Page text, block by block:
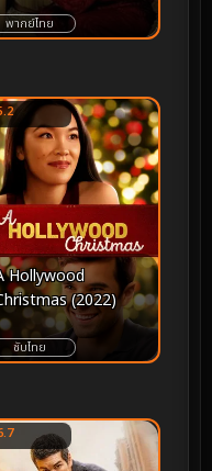
พากย์ไทย
Hollywood
(2022)
ซับไทย